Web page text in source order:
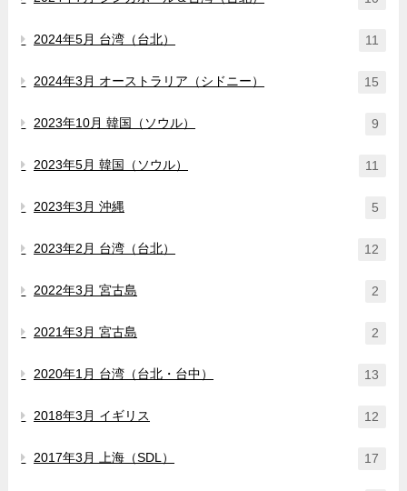
2024年5月 台湾（台北） 11
2024年3月 オーストラリア（シドニー） 15
2023年10月 韓国（ソウル） 9
2023年5月 韓国（ソウル） 11
2023年3月 沖縄 5
2023年2月 台湾（台北） 12
2022年3月 宮古島 2
2021年3月 宮古島 2
2020年1月 台湾（台北・台中） 13
2018年3月 イギリス 12
2017年3月 上海（SDL） 17